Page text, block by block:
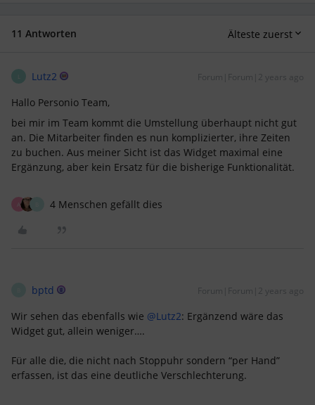
11 Antworten Älteste zuerst
Lutz2 Forum|Forum|2 years ago
Hallo Personio Team,
bei mir im Team kommt die Umstellung überhaupt nicht gut
an. Die Mitarbeiter finden es nun komplizierter, ihre Zeiten
zu buchen. Aus meiner Sicht ist das Widget maximal eine
Ergänzung, aber kein Ersatz für die bisherige Funktionalität.
A 4 Menschen gefällt dies
bptd Forum|Forum|2 years ago
Wir sehen das ebenfalls wie @Lutz2: Ergänzend wäre das
Widget gut, allein weniger….
Für alle die, die nicht nach Stoppuhr sondern “per Hand”
erfassen, ist das eine deutliche Verschlechterung.